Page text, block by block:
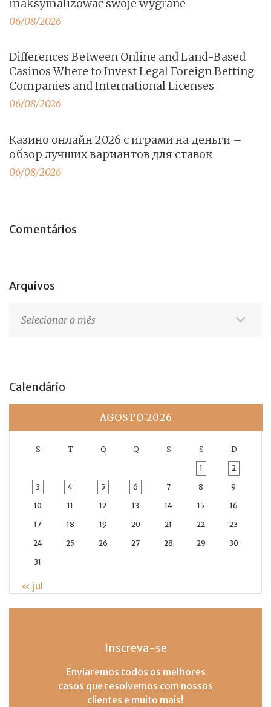
maksymalizować swoje wygrane
06/08/2026
Differences Between Online and Land-Based
Casinos Where to Invest Legal Foreign Betting
Companies and International Licenses
06/08/2026
Казино онлайн 2026 с играми на деньги –
обзор лучших вариантов для ставок
06/08/2026
Comentários
Arquivos
Calendário
AGOSTO 2026
S T Q Q S S D
1 2
3 4 5 6 7 8 9
10 11 12 13 14 15 16
17 18 19 20 21 22 23
24 25 26 27 28 29 30
31
« jul
Inscreva-se
Enviaremos todos os melhores
casos que resolvemos com nossos
clientes e muito mais!